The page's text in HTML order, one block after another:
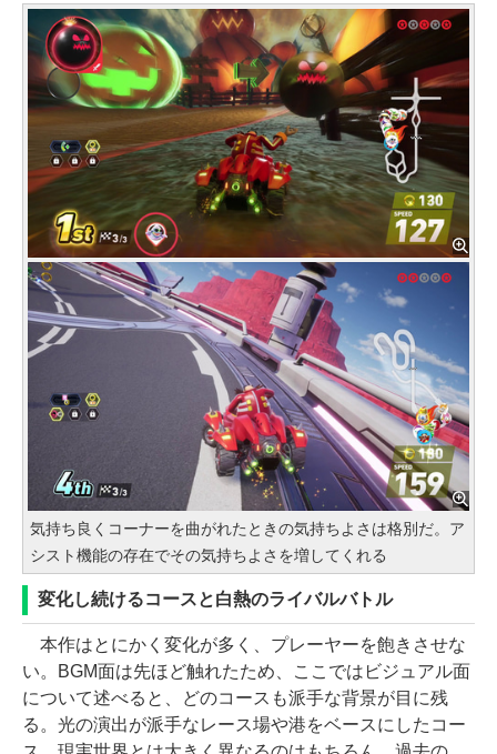
気持ち良くコーナーを曲がれたときの気持ちよさは格別だ。ア
シスト機能の存在でその気持ちよさを増してくれる
変化し続けるコースと白熱のライバルバトル
本作はとにかく変化が多く、プレーヤーを飽きさせな
い。BGM面は先ほど触れたため、ここではビジュアル面
について述べると、どのコースも派手な背景が目に残
る。光の演出が派手なレース場や港をベースにしたコー